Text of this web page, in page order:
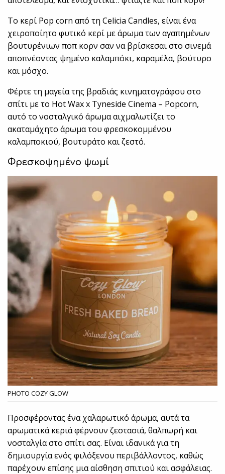
Το κερί Pop corn από τη Celicia Candles, είναι ένα
χειροποίητο φυτικό κερί με άρωμα των αγαπημένων
βουτυρένιων ποπ κορν σαν να βρίσκεσαι στο σινεμά
αποπνέοντας ψημένο καλαμπόκι, καραμέλα, βούτυρο
και μόσχο.
Φέρτε τη μαγεία της βραδιάς κινηματογράφου στο
σπίτι με το Hot Wax x Tyneside Cinema – Popcorn,
αυτό το νοσταλγικό άρωμα αιχμαλωτίζει το
ακαταμάχητο άρωμα του φρεσκοκομμένου
καλαμποκιού, βουτυράτο και ζεστό.
Φρεσκοψημένο ψωμί
PHOTO COZY GLOW
Προσφέροντας ένα χαλαρωτικό άρωμα, αυτά τα
αρωματικά κεριά φέρνουν ζεστασιά, θαλπωρή και
νοσταλγία στο σπίτι σας. Είναι ιδανικά για τη
δημιουργία ενός φιλόξενου περιβάλλοντος, καθώς
παρέχουν επίσης μια αίσθηση σπιτιού και ασφάλειας.